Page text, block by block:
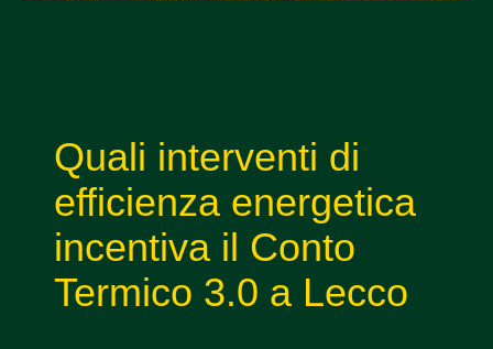
Quali interventi di
efficienza energetica
incentiva il Conto
Termico 3.0 a Lecco